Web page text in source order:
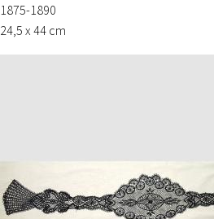
1875-1890
24,5 x 44 cm